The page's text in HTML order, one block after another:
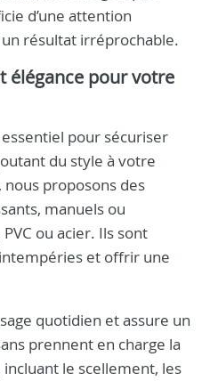
d’une attention
résultat irréprochable.
élégance pour votre
pour sécuriser
du style à votre
proposons des
manuels ou
ou acier. Ils sont
et offrir une
quotidien et assure un
prennent en charge la
incluant le scellement, les